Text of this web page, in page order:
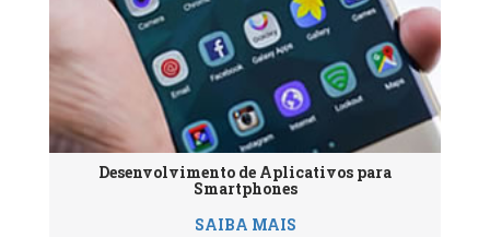
Desenvolvimento de Aplicativos para
Smartphones
SAIBA MAIS